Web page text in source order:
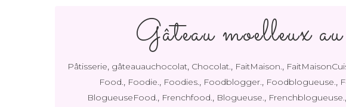
Gâteau moelleux
Pâtisserie, gâteauauchocolat, Chocolat., FaitMaison.,
Food., Foodie., Foodies., Foodblogger., Foodblogueuse.,
BlogueuseFood., Frenchfood., Blogueuse., Frenchblogueuse.,